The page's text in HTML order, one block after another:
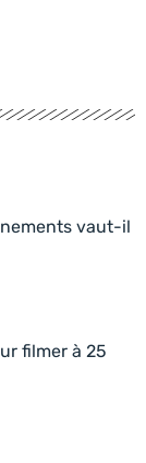
vaut-il
filmer à 25